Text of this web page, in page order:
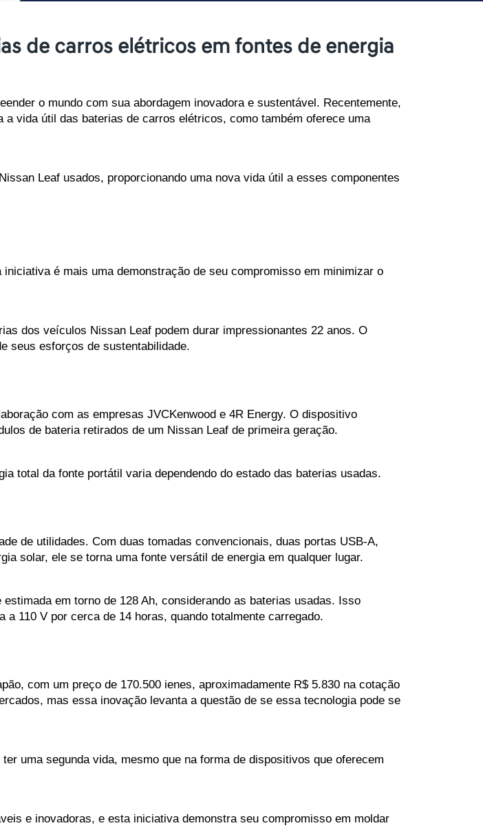
de carros elétricos em fontes de energia
o mundo com sua abordagem inovadora e sustentável. Recentemente,
vida útil das baterias de carros elétricos, como também oferece uma
Leaf usados, proporcionando uma nova vida útil a esses componentes
é mais uma demonstração de seu compromisso em minimizar o
dos veículos Nissan Leaf podem durar impressionantes 22 anos. O
seus esforços de sustentabilidade.
com as empresas JVCKenwood e 4R Energy. O dispositivo
de bateria retirados de um Nissan Leaf de primeira geração.
total da fonte portátil varia dependendo do estado das baterias usadas.
de utilidades. Com duas tomadas convencionais, duas portas USB-A,
solar, ele se torna uma fonte versátil de energia em qualquer lugar.
em torno de 128 Ah, considerando as baterias usadas. Isso
110 V por cerca de 14 horas, quando totalmente carregado.
com um preço de 170.500 ienes, aproximadamente R$ 5.830 na cotação
mas essa inovação levanta a questão de se essa tecnologia pode se
uma segunda vida, mesmo que na forma de dispositivos que oferecem
e inovadoras, e esta iniciativa demonstra seu compromisso em moldar